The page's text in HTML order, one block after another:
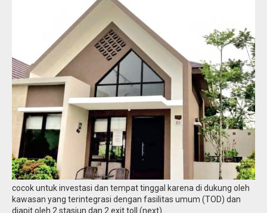
cocok untuk investasi dan tempat tinggal karena di dukung oleh
kawasan yang terintegrasi dengan fasilitas umum (TOD) dan
diapit oleh 2 stasiun dan 2 exit toll (next)